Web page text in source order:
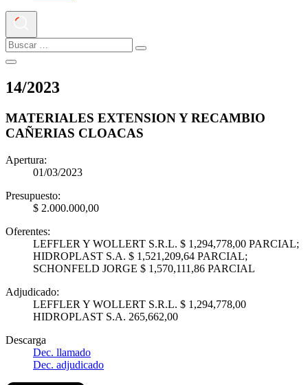
14/2023
MATERIALES EXTENSION Y RECAMBIO
CAÑERIAS CLOACAS
Apertura:
01/03/2023
Presupuesto:
$ 2.000.000,00
Oferentes:
LEFFLER Y WOLLERT S.R.L. $ 1,294,778,00 PARCIAL;
HIDROPLAST S.A. $ 1,521,209,64 PARCIAL;
SCHONFELD JORGE $ 1,570,111,86 PARCIAL
Adjudicado:
LEFFLER Y WOLLERT S.R.L. $ 1,294,778,00
HIDROPLAST S.A. 265,662,00
Descarga
Dec. llamado
Dec. adjudicado